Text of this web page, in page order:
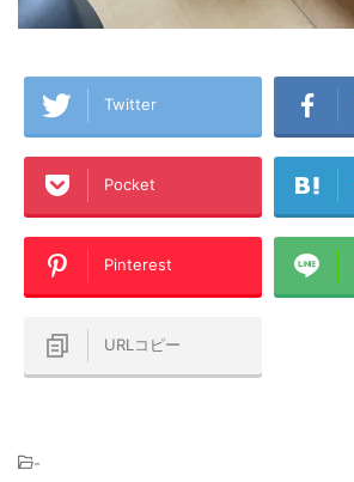
Twitter
Pocket
Pinterest
URLコピー
-